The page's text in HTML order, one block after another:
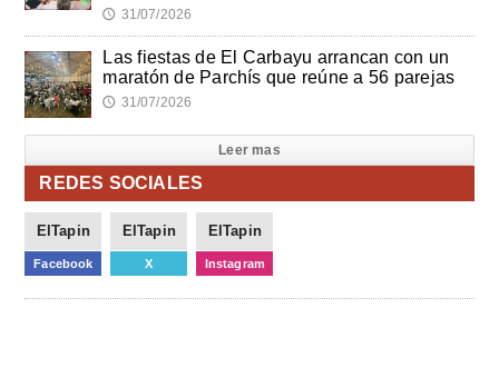
🕔 31/07/2026
Las fiestas de El Carbayu arrancan con un
maratón de Parchís que reúne a 56 parejas
🕔 31/07/2026
Leer mas
REDES SOCIALES
ElTapin
Facebook
ElTapin
X
ElTapin
Instagram